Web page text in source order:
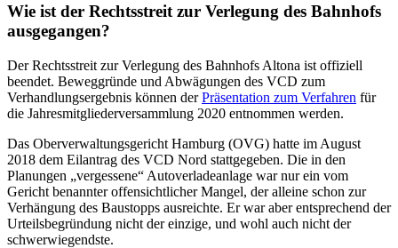
Wie ist der Rechtsstreit zur Verlegung des Bahnhofs
ausgegangen?
Der Rechtsstreit zur Verlegung des Bahnhofs Altona ist offiziell
beendet. Beweggründe und Abwägungen des VCD zum
Verhandlungsergebnis können derPräsentation zum Verfahren für
die Jahresmitgliederversammlung 2020 entnommen werden.
Das Oberverwaltungsgericht Hamburg (OVG) hatte im August
2018 dem Eilantrag des VCD Nord stattgegeben. Die in den
Planungen „vergessene“ Autoverladeanlage war nur ein vom
Gericht benannter offensichtlicher Mangel, der alleine schon zur
Verhängung des Baustopps ausreichte. Er war aber entsprechend der
Urteilsbegründung nicht der einzige, und wohl auch nicht der
schwerwiegendste.